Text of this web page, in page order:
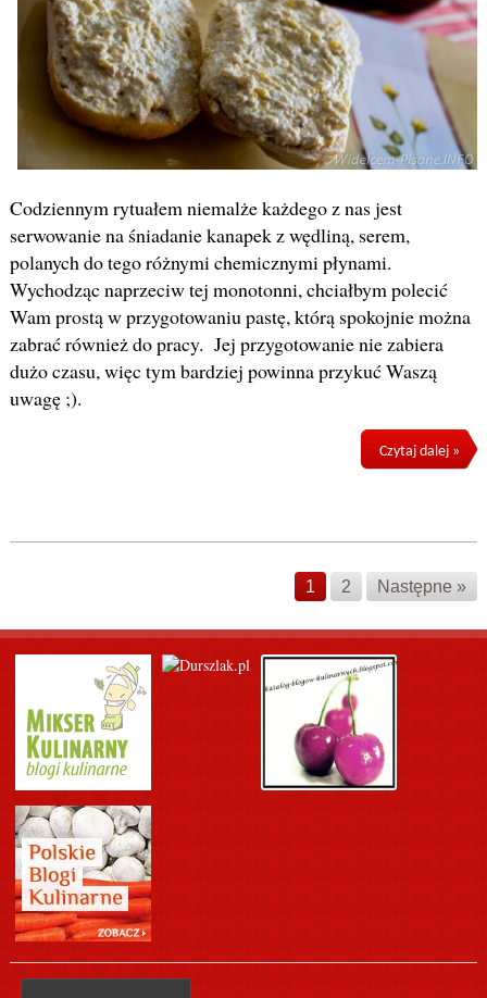
Codziennym rytuałem niemalże każdego z nas jest
serwowanie na śniadanie kanapek z wędliną, serem,
polanych do tego różnymi chemicznymi płynami.
Wychodząc naprzeciw tej monotonni, chciałbym polecić
Wam prostą w przygotowaniu pastę, którą spokojnie można
zabrać również do pracy. Jej przygotowanie nie zabiera
dużo czasu, więc tym bardziej powinna przykuć Waszą
uwagę ;).
Czytaj dalej »
1 2 Następne »